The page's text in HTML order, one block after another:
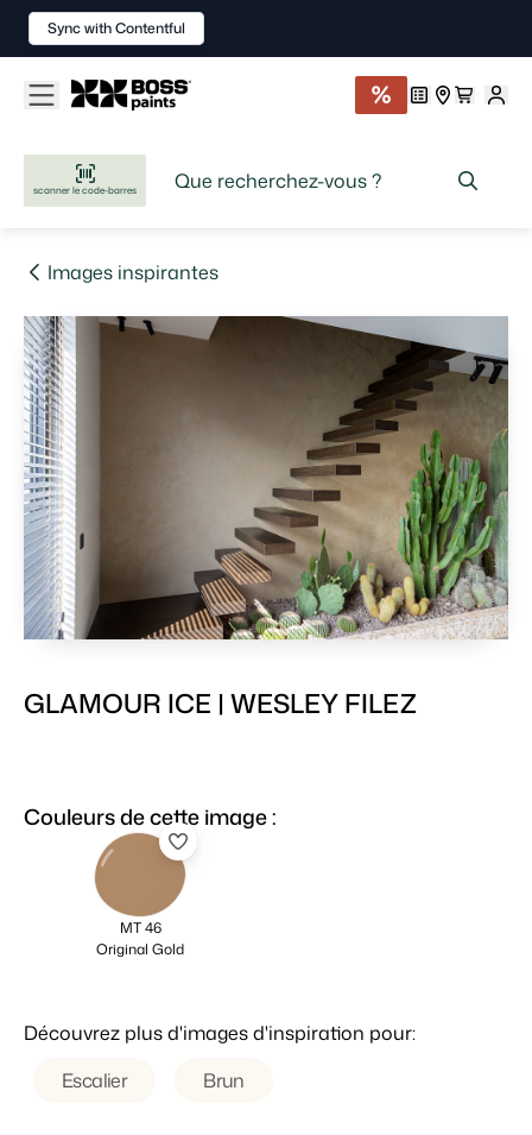
scanner le code-barres
Images inspirantes
GLAMOUR ICE | WESLEY FILEZ
Couleurs de cette image :
MT 46
Original Gold
Découvrez plus d'images d'inspiration pour:
Escalier
Brun
Sync with Contentful